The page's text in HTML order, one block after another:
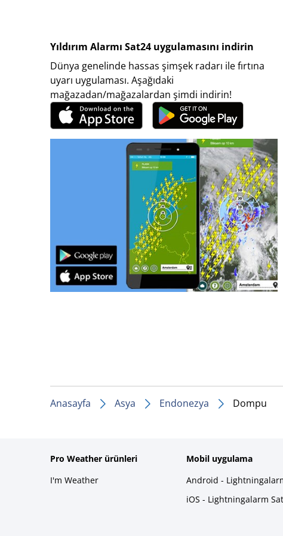
Yıldırım Alarmı Sat24 uygulamasını indirin
Dünya genelinde hassas şimşek radarı ile fırtına
uyarı uygulaması. Aşağıdaki
mağazadan/mağazalardan şimdi indirin!
Anasayfa Asya Endonezya Dompu
Pro Weather ürünleri
I'm Weather
Mobil uygulama
Android -
iOS - Lightningalarm